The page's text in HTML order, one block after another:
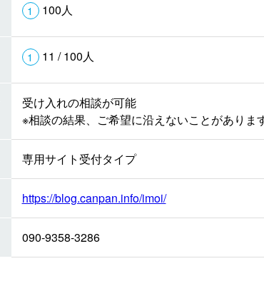
100人
11 / 100人
受け入れの相談が可能
※相談の結果、ご希望に沿えないことがありま
専用サイト受付タイプ
https://blog.canpan.info/imoi/
090-9358-3286